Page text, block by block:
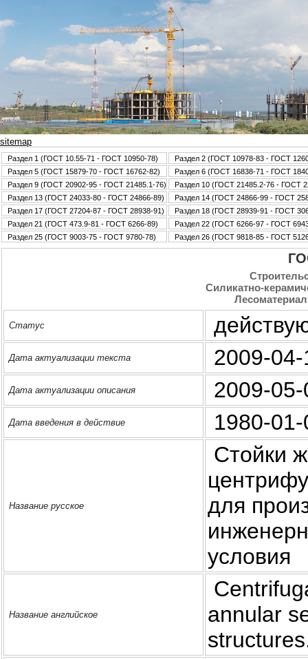
sitemap
Раздел 1 (ГОСТ 10.55-71 - ГОСТ 10950-78)
Раздел 2 (ГОСТ 10978-83 - ГОСТ
Раздел 5 (ГОСТ 15879-70 - ГОСТ 16762-82)
Раздел 6 (ГОСТ 16838-71 - ГОСТ
Раздел 9 (ГОСТ 20902-95 - ГОСТ 21485.1-76)
Раздел 10 (ГОСТ 21485.2-76 - ГОСТ
Раздел 13 (ГОСТ 24033-80 - ГОСТ 24866-89)
Раздел 14 (ГОСТ 24866-99 - ГОСТ
Раздел 17 (ГОСТ 27204-87 - ГОСТ 28938-91)
Раздел 18 (ГОСТ 28939-91 - ГОСТ
Раздел 21 (ГОСТ 473.9-81 - ГОСТ 6266-89)
Раздел 22 (ГОСТ 6266-97 - ГОСТ
Раздел 25 (ГОСТ 9003-75 - ГОСТ 9780-78)
Раздел 26 (ГОСТ 9818-85 - ГОСТ
Силикатно-
Статус
Дата актуализации текста 2009-
Дата актуализации описания 2009-
Дата введения в действие 1980-
Название русское
Стойки
для
условия
Название английское
annular